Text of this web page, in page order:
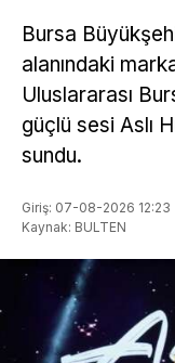
Bursa
alanındaki
Uluslararası
güçlü sesi Aslı
sundu.
Giriş: 07-08-2026 12:23
Kaynak: BULTEN